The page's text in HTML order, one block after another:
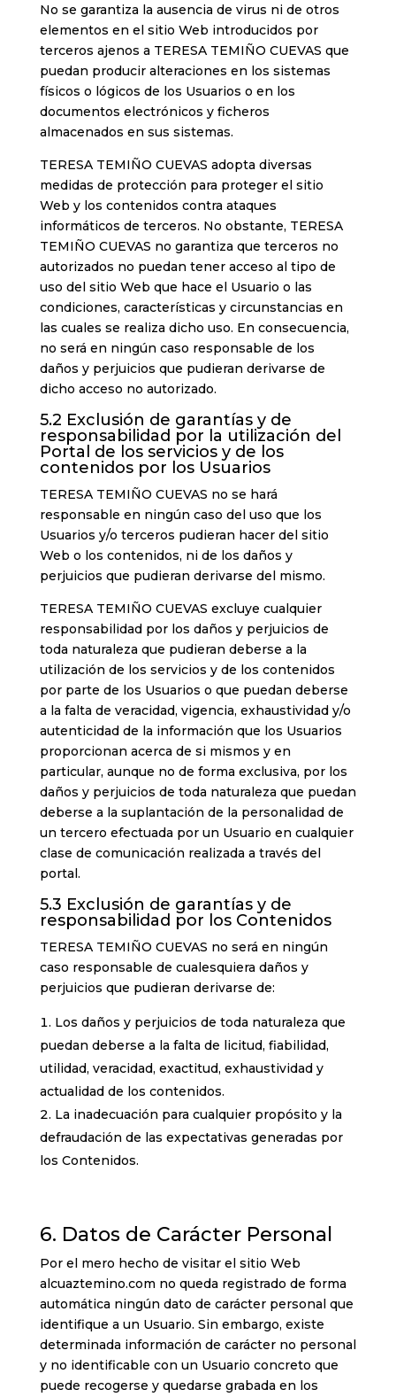
No se garantiza la ausencia de virus ni de otros
elementos en el sitio Web introducidos por
terceros ajenos a TERESA TEMIÑO CUEVAS que
puedan producir alteraciones en los sistemas
físicos o lógicos de los Usuarios o en los
documentos electrónicos y ficheros
almacenados en sus sistemas.
TERESA TEMIÑO CUEVAS adopta diversas
medidas de protección para proteger el sitio
Web y los contenidos contra ataques
informáticos de terceros. No obstante, TERESA
TEMIÑO CUEVAS no garantiza que terceros no
autorizados no puedan tener acceso al tipo de
uso del sitio Web que hace el Usuario o las
condiciones, características y circunstancias en
las cuales se realiza dicho uso. En consecuencia,
no será en ningún caso responsable de los
daños y perjuicios que pudieran derivarse de
dicho acceso no autorizado.
5.2 Exclusión de garantías y de
responsabilidad por la utilización del
Portal de los servicios y de los
contenidos por los Usuarios
TERESA TEMIÑO CUEVAS no se hará
responsable en ningún caso del uso que los
Usuarios y/o terceros pudieran hacer del sitio
Web o los contenidos, ni de los daños y
perjuicios que pudieran derivarse del mismo.
TERESA TEMIÑO CUEVAS excluye cualquier
responsabilidad por los daños y perjuicios de
toda naturaleza que pudieran deberse a la
utilización de los servicios y de los contenidos
por parte de los Usuarios o que puedan deberse
a la falta de veracidad, vigencia, exhaustividad y/o
autenticidad de la información que los Usuarios
proporcionan acerca de si mismos y en
particular, aunque no de forma exclusiva, por los
daños y perjuicios de toda naturaleza que puedan
deberse a la suplantación de la personalidad de
un tercero efectuada por un Usuario en cualquier
clase de comunicación realizada a través del
portal.
5.3 Exclusión de garantías y de
responsabilidad por los Contenidos
TERESA TEMIÑO CUEVAS no será en ningún
caso responsable de cualesquiera daños y
perjuicios que pudieran derivarse de:
Los daños y perjuicios de toda naturaleza que
puedan deberse a la falta de licitud, fiabilidad,
utilidad, veracidad, exactitud, exhaustividad y
actualidad de los contenidos.
La inadecuación para cualquier propósito y la
defraudación de las expectativas generadas por
los Contenidos.
6. Datos de Carácter Personal
Por el mero hecho de visitar el sitio Web
alcuaztemino.com no queda registrado de forma
automática ningún dato de carácter personal que
identifique a un Usuario. Sin embargo, existe
determinada información de carácter no personal
y no identificable con un Usuario concreto que
puede recogerse y quedarse grabada en los